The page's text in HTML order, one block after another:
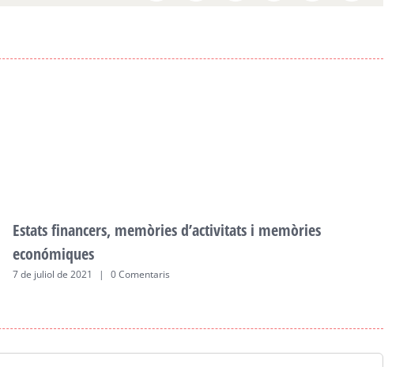
Estats financers, memòries d’activitats i memòries
económiques
7 de juliol de 2021 | 0 Comentaris